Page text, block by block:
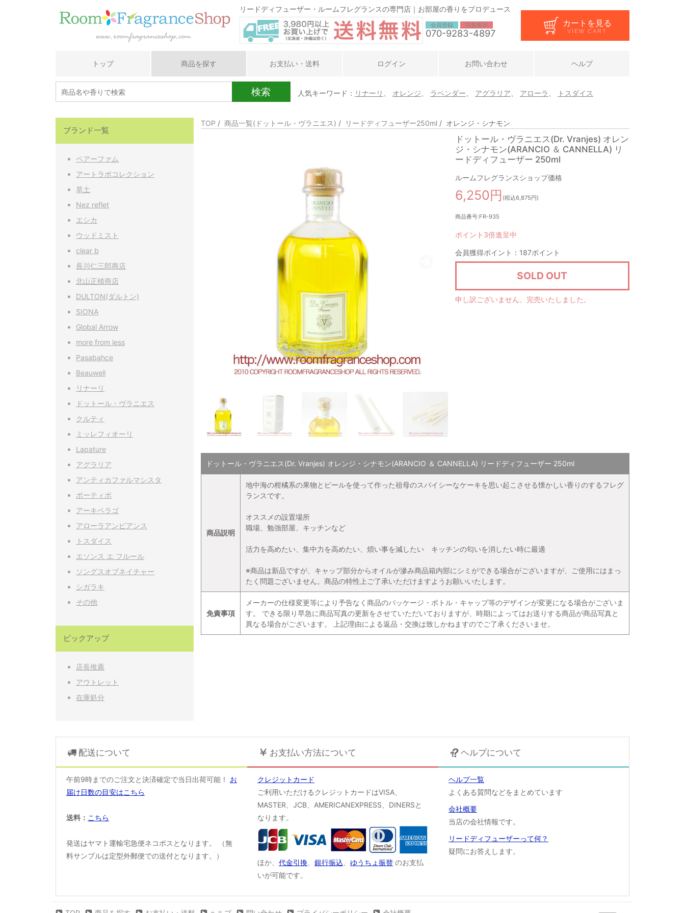
リードディフューザー・ルームフレグランスの専門店｜お部屋の香りをプロデュース
会員登録 法規表示
070-9283-4897
カートを見る
VIEW CART
トップ 商品を探す お支払い・送料 ログイン お問い合わせ ヘルプ
検索 人気キーワード： リナーリ オレンジ ラベンダー アグラリア アローラ トスダイス
TOP / 商品一覧(ドットール・ヴラニエス) / リードディフューザー250ml / オレンジ・シナモン
ドットール・ヴラニエス(Dr. Vranjes) オレン
ジ・シナモン(ARANCIO ＆ CANNELLA) リ
ードディフューザー 250ml
ルームフレグランスショップ価格
6,250円 (税込6,875円)
商品番号:FR-935
ポイント3倍進呈中
会員獲得ポイント：187ポイント
SOLD OUT
申し訳ございません。完売いたしました。
ドットール・ヴラニエス(Dr. Vranjes) オレンジ・シナモン(ARANCIO ＆ CANNELLA) リードディフューザー 250ml
商品説明
地中海の柑橘系の果物とピールを使って作った祖母のスパイシーなケーキを思い起こさせる懐かしい香りのするフレグ
ランスです。
オススメの設置場所
職場、勉強部屋、キッチンなど
活力を高めたい、集中力を高めたい、煩い事を減したい キッチンの匂いを消したい時に最適
※商品は新品ですが、キャップ部分からオイルが滲み商品箱内部にシミができる場合がございますが、ご使用にはまっ
たく問題ございません。商品の特性上ご了承いただけますようお願いいたします。
免責事項
メーカーの仕様変更等により予告なく商品のパッケージ・ボトル・キャップ等のデザインが変更になる場合がございま
す。 できる限り早急に商品写真の更新をさせていただいておりますが、時期によってはお送りする商品が商品写真と
異なる場合がございます。 上記理由による返品・交換は致しかねますのでご了承くださいませ。
ブランド一覧
ペアーファム
アートラボコレクション
草土
Nez reflet
エシカ
ウッドミスト
clear b
長川仁三郎商店
北山正積商店
DULTON(ダルトン)
SIONA
Global Arrow
more from less
Pasabahce
Beauwell
リナーリ
ドットール・ヴラニエス
クルティ
ミッレフィオーリ
Lapature
アグラリア
アンティカファルマシスタ
ボーティボ
アーキペラゴ
アローラアンビアンス
トスダイス
エソンス エ フルール
ソングスオブネイチャー
シガラキ
その他
ピックアップ
店長推薦
アウトレット
在庫処分
配送について
午前9時までのご注文と決済確定で当日出荷可能！ お
届け日数の目安はこちら
送料： こちら
発送はヤマト運輸宅急便ネコポスとなります。 （無
料サンプルは定型外郵便での送付となります。）
お支払い方法について
クレジットカード
ご利用いただけるクレジットカードはVISA、
MASTER、JCB、AMERICANEXPRESS、DINERSと
なります。
ほか、 代金引換 銀行振込 ゆうちょ振替 のお支払
いが可能です。
ヘルプについて
ヘルプ一覧
よくある質問などをまとめています
会社概要
当店の会社情報です。
リードディフューザーって何？
疑問にお答えします。